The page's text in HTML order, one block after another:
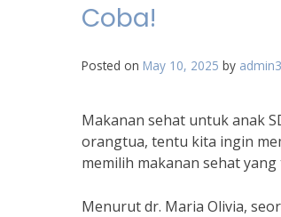
Coba!
Posted on May 10, 2025 by
Makanan sehat untuk anak
orangtua, tentu kita ingin
memilih makanan sehat
Menurut dr. Maria Olivia,